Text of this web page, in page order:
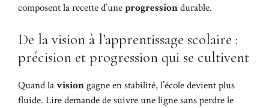
composent la recette d’uneprogressiondurable.
De la vision à l’apprentissage scolaire :
précision et progression qui se cultivent
Quand lavisiongagne en stabilité, l’école devient plus
fluide. Lire demande de suivre une ligne sans perdre le